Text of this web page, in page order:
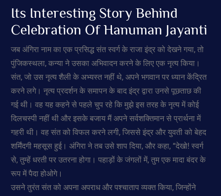
Its Interesting Story Behind
Celebration Of Hanuman Jayanti
जब अंगिरा नाम का एक प्रसिद्ध संत स्वर्ग के राजा इंद्र को देखने गया, तो
पुंजिकस्थला, कन्या ने उसका अभिवादन करने के लिए एक नृत्य किया।
संत, जो उस नृत्य शैली के अभ्यस्त नहीं थे, अपने भगवान पर ध्यान केंद्रित
करने लगे। नृत्य प्रदर्शन के समापन के बाद इंद्र द्वारा उनसे पूछताछ की
गई थी। वह यह कहने से पहले चुप रहे कि मुझे इस तरह के नृत्य में कोई
दिलचस्पी नहीं थी और इसके बजाय मैं अपने सर्वशक्तिमान से प्रार्थना में
गहरी थी। वह संत को विफल करने लगी, जिससे इंद्र और युवती को बेहद
शर्मिंदगी महसूस हुई। अंगिरा ने तब उसे शाप दिया, और कहा, “देखो! स्वर्ग
से, तुम्हें धरती पर उतरना होगा। पहाड़ों के जंगलों में, तुम एक मादा बंदर के
रूप में पैदा होओगे।
उसने तुरंत संत को अपना अपराध और पश्चाताप व्यक्त किया, जिन्होंने